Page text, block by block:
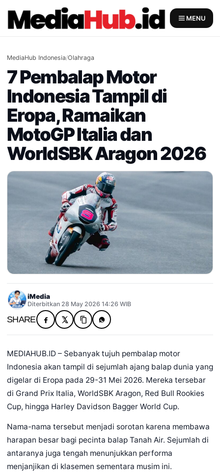
content
MENU
MediaHub Indonesia/Olahraga
7 Pembalap Motor
Indonesia Tampil di
Eropa, Ramaikan
MotoGP Italia dan
WorldSBK Aragon 2026
iMedia
Diterbitkan 28 May 2026 14:26 WIB
SHARE
MEDIAHUB.ID – Sebanyak tujuh pembalap motor
Indonesia akan tampil di sejumlah ajang balap dunia yang
digelar di Eropa pada 29-31 Mei 2026. Mereka tersebar
di Grand Prix Italia, WorldSBK Aragon, Red Bull Rookies
Cup, hingga Harley Davidson Bagger World Cup.
Nama-nama tersebut menjadi sorotan karena membawa
harapan besar bagi pecinta balap Tanah Air. Sejumlah di
antaranya juga tengah menunjukkan performa
menjanjikan di klasemen sementara musim ini.